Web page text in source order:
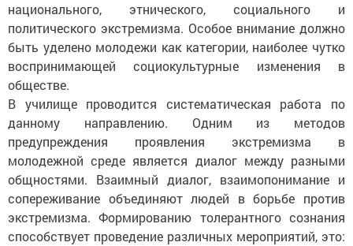
национального, этнического, социального и
политического экстремизма. Особое внимание должно
быть уделено молодежи как категории, наиболее чутко
воспринимающей социокультурные изменения в
обществе.
В училище проводится систематическая работа по
данному направлению. Одним из методов
предупреждения проявления экстремизма в
молодежной среде является диалог между разными
общностями. Взаимный диалог, взаимопонимание и
сопереживание объединяют людей в борьбе против
экстремизма. Формированию толерантного сознания
способствует проведение различных мероприятий, это: